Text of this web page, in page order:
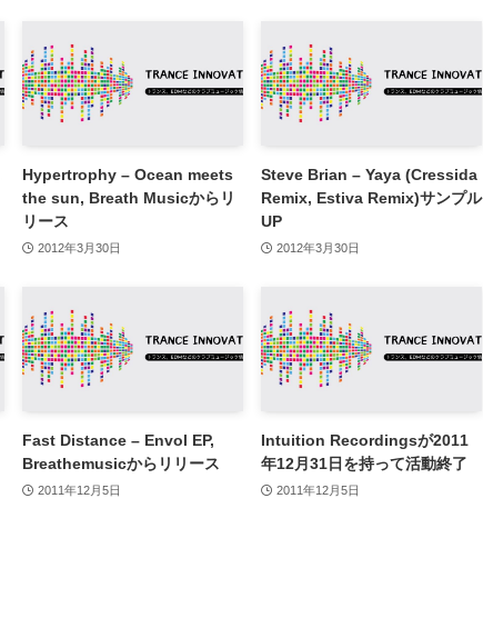
Hypertrophy – Ocean meets
the sun, Breath Musicからリ
リース
2012年3月30日
Steve Brian – Yaya (Cressida
Remix, Estiva Remix)サンプル
UP
2012年3月30日
Fast Distance – Envol EP,
Breathemusicからリリース
2011年12月5日
Intuition Recordingsが2011
年12月31日を持って活動終了
2011年12月5日